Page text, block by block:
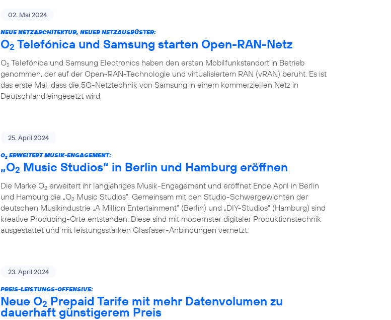
02. Mai 2024
NEUE NETZARCHITEKTUR, NEUER NETZAUSRÜSTER:
O2 Telefónica und Samsung starten Open-RAN-Netz
O2 Telefónica und Samsung Electronics haben den ersten Mobilfunkstandort in Betrieb
genommen, der auf der Open-RAN-Technologie und virtualisiertem RAN (vRAN) beruht. Es ist
das erste Mal, dass die 5G-Netztechnik von Samsung in einem kommerziellen Netz in
Deutschland eingesetzt wird.
25. April 2024
O2 ERWEITERT MUSIK-ENGAGEMENT:
„O2 Music Studios“ in Berlin und Hamburg eröffnen
Die Marke O2 erweitert ihr langjähriges Musik-Engagement und eröffnet Ende April in Berlin
und Hamburg die „O2 Music Studios”. Gemeinsam mit den Studio-Schwergewichten der
deutschen Musikindustrie „A Million Entertainment” (Berlin) und „DIY-Studios” (Hamburg) sind
kreative Producing-Orte entstanden. Diese sind mit modernster digitaler Produktionstechnik
ausgestattet und mit leistungsstarken Glasfaser-Anbindungen vernetzt.
23. April 2024
PREIS-LEISTUNGS-OFFENSIVE:
Neue O2 Prepaid Tarife mit mehr Datenvolumen zu
dauerhaft günstigerem Preis